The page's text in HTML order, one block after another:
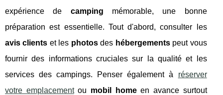
expérience de camping mémorable, une bonne
préparation est essentielle. Tout d'abord, consulter les
avis clients et les photosdes hébergementspeut vous
fournir des informations cruciales sur la qualité et les
services des campings. Penser également à réserver
votre emplacementou mobil homeen avance surtout